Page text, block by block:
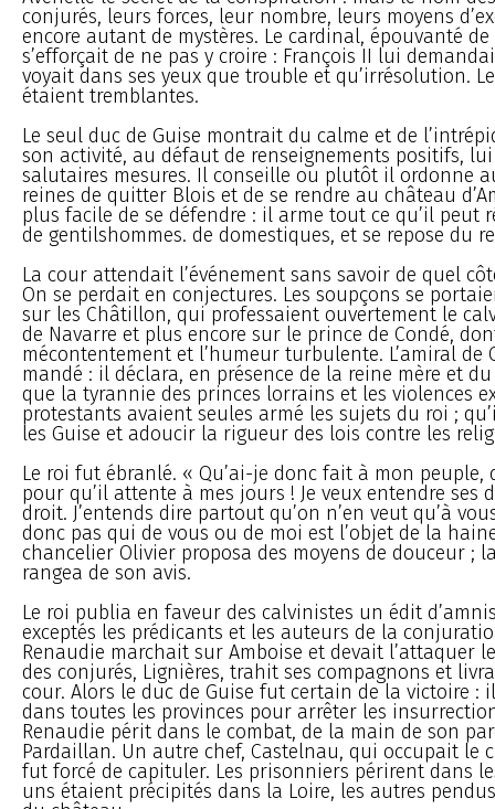
conjurés, leurs forces, leur nombre, leurs moyens
encore autant de mystères. Le cardinal, épouvanté
s’efforçait de ne pas y croire : François II lui
voyait dans ses yeux que trouble et qu’irrésolution.
étaient tremblantes.
Le seul duc de Guise montrait du calme et de
son activité, au défaut de renseignements positifs,
salutaires mesures. Il conseille ou plutôt il ordonne
reines de quitter Blois et de se rendre au château
plus facile de se défendre : il arme tout ce qu’il peut
de gentilshommes. de domestiques, et se repose du
La cour attendait l’événement sans savoir de quel
On se perdait en conjectures. Les soupçons se
sur les Châtillon, qui professaient ouvertement le
de Navarre et plus encore sur le prince de Condé,
mécontentement et l’humeur turbulente. L’amiral de
mandé : il déclara, en présence de la reine mère et
que la tyrannie des princes lorrains et les violences
protestants avaient seules armé les sujets du roi ;
les Guise et adoucir la rigueur des lois contre les
Le roi fut ébranlé. « Qu’ai-je donc fait à mon peuple,
pour qu’il attente à mes jours ! Je veux entendre ses
droit. J’entends dire partout qu’on n’en veut qu’à
donc pas qui de vous ou de moi est l’objet de la
chancelier Olivier proposa des moyens de douceur ;
rangea de son avis.
Le roi publia en faveur des calvinistes un édit
exceptés les prédicants et les auteurs de la
Renaudie marchait sur Amboise et devait l’attaquer
des conjurés, Lignières, trahit ses compagnons et
cour. Alors le duc de Guise fut certain de la victoire :
dans toutes les provinces pour arrêter les
Renaudie périt dans le combat, de la main de son
Pardaillan. Un autre chef, Castelnau, qui occupait le
fut forcé de capituler. Les prisonniers périrent dans
uns étaient précipités dans la Loire, les autres